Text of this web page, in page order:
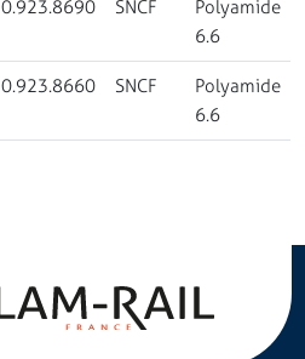
0.923.8690 SNCF
Polyamide
6.6
0.923.8660 SNCF
Polyamide
6.6